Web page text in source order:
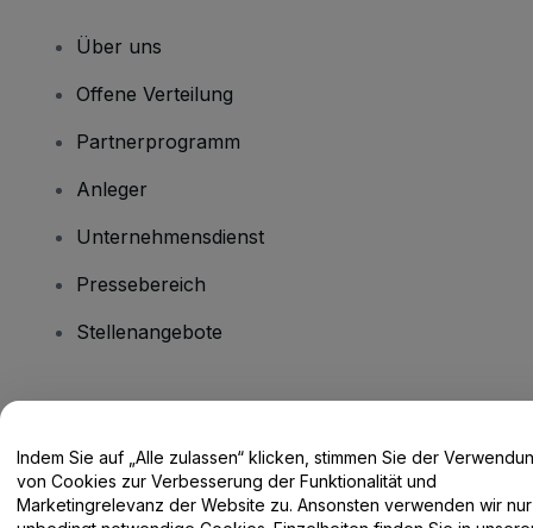
Über uns
Offene Verteilung
Partnerprogramm
Anleger
Unternehmensdienst
Pressebereich
Stellenangebote
Hilfe-Center / Kontakt
Indem Sie auf „Alle zulassen“ klicken, stimmen Sie der
von Cookies zur Verbesserung der Funktionalität und
Marketingrelevanz der Website zu. Ansonsten verwenden wir nur